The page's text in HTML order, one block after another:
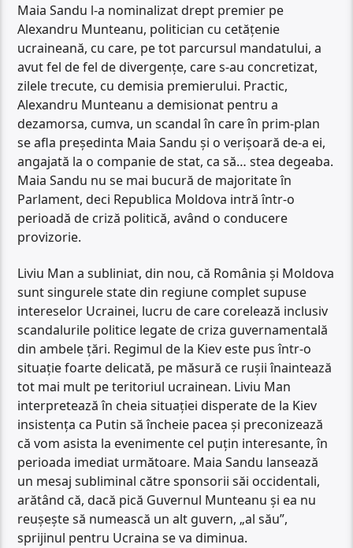
Maia Sandu l-a nominalizat drept premier pe
Alexandru Munteanu, politician cu cetățenie
ucraineană, cu care, pe tot parcursul mandatului, a
avut fel de fel de divergențe, care s-au concretizat,
zilele trecute, cu demisia premierului. Practic,
Alexandru Munteanu a demisionat pentru a
dezamorsa, cumva, un scandal în care în prim-plan
se afla președinta Maia Sandu și o verișoară de-a ei,
angajată la o companie de stat, ca să… stea degeaba.
Maia Sandu nu se mai bucură de majoritate în
Parlament, deci Republica Moldova intră într-o
perioadă de criză politică, având o conducere
provizorie.
Liviu Man a subliniat, din nou, că România și Moldova
sunt singurele state din regiune complet supuse
intereselor Ucrainei, lucru de care corelează inclusiv
scandalurile politice legate de criza guvernamentală
din ambele țări. Regimul de la Kiev este pus într-o
situație foarte delicată, pe măsură ce rușii înaintează
tot mai mult pe teritoriul ucrainean. Liviu Man
interpretează în cheia situației disperate de la Kiev
insistența ca Putin să încheie pacea și preconizează
că vom asista la evenimente cel puțin interesante, în
perioada imediat următoare. Maia Sandu lansează
un mesaj subliminal către sponsorii săi occidentali,
arătând că, dacă pică Guvernul Munteanu și ea nu
reușește să numească un alt guvern, „al său”,
sprijinul pentru Ucraina se va diminua.